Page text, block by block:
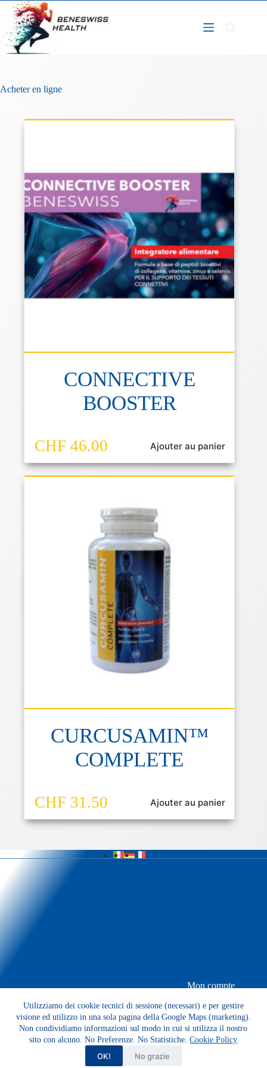
Passer
contenu
Utilizziamo dei cookie tecnici di sessione (necessari) e per gestire
visione ed utilizzo in una sola pagina della Google Maps (marketing).
Non condividiamo informazioni sul modo in cui si utilizza il nostro
sito con alcuno. No Preferenze. No Statistiche.Cookie Policy
OK! No grazie
Acheter en ligne
CONNECTIVE
BOOSTER
CHF 46.00 Ajouter au panier
CURCUSAMIN™
COMPLETE
CHF 31.50 Ajouter au panier
Mon compte
Conditions de vente
Confidentialité
Contactez-nous
Copyright © 2026 - BENESWISSSagl Viale Reina 1 -